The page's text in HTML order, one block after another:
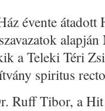
évente átadott
a Teleki Téri
spiritus
Ruff Tibor, a